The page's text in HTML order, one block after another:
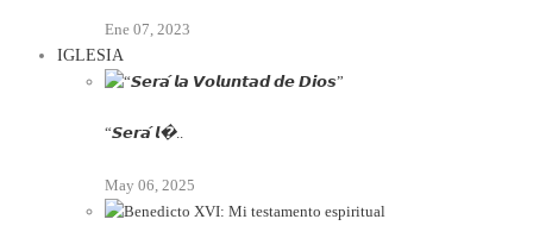
Ene 07, 2023
IGLESIA
“𝙎𝙚𝙧𝙖́ 𝙡�..
May 06, 2025